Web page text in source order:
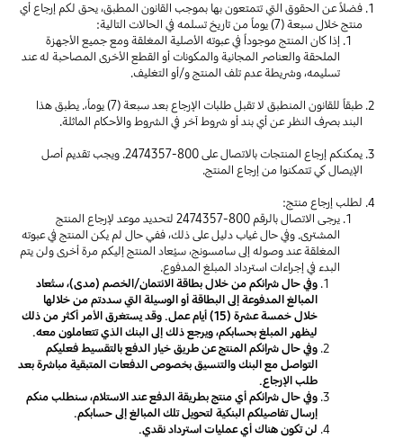
فضلاً عن الحقوق التي تتمتعون بها بموجب القانون المطبق، يحق لكم إرجاع أي
منتج خلال سبعة (7) يوماً من تاريخ تسلمه في الحالات التالية:
إذا كان المنتج موجوداً في عبوته الأصلية المغلقة ومع جميع الأجهزة
الملحقة والعناصر المجانية والمكونات أو القطع الأخرى المصاحبة له عند
تسليمه، وشريطة عدم تلف المنتج و/أو التغليف.
طبقاً للقانون المنطبق لا تقبل طلبات الإرجاع بعد سبعة (7) يوماً،. يطبق هذا
البند بصرف النظر عن أي بند أو شروط آخر في الشروط والأحكام الماثلة.
يمكنكم إرجاع المنتجات بالاتصال على800-2474357
. ويجب تقديم أصل
الإيصال كي تتمكنوا من إرجاع المنتج.
لطلب إرجاع منتج:
يرجى الاتصال بالرقم800-2474357
لتحديد موعد لإرجاع المنتج
المشترى. وفي حال غياب دليل على ذلك، ففي حال لم يكن المنتج في عبوته
المغلقة عند وصوله إلى سامسونج، سيُعاد المنتج إليكم مرة أخرى ولن يتم
البدء في إجراءات استرداد المبلغ المدفوع.
وفي حال شرائكم من خلال بطاقة الائتمان/الخصم (مدى)، ستُعاد
المبالغ المدفوعة إلى البطاقة أو الوسيلة التي سددتم من خلالها
خلال خمسة عشرة (15) أيام عمل. وقد يستغرق الأمر أكثر من ذلك
ليظهر المبلغ بحسابكم، ويرجع ذلك إلى البنك الذي تتعاملون معه.
وفي حال شرائكم المنتج عن طريق خيار الدفع بالتقسيط فعليكم
التواصل مع البنك والتنسيق بخصوص الدفعات المتبقية مباشرة بعد
طلب الإرجاع.
وفي حال شرائكم أي منتج بطريقة الدفع عند الاستلام، سنطلب منكم
إرسال تفاصيلكم البنكية لتحويل تلك المبالغ إلى حسابكم.
لن تكون هناك أي عمليات استرداد نقدي.